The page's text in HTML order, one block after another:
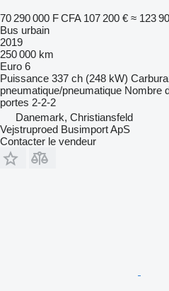
70 290 000 F CFA 107 200 € ≈ 123
Bus urbain
2019
250 000 km
Euro 6
Puissance 337 ch (248 kW)
pneumatique/pneumatique Nombre
portes 2-2-2
Danemark, Christiansfeld
Vejstruproed Busimport ApS
Contacter le vendeur